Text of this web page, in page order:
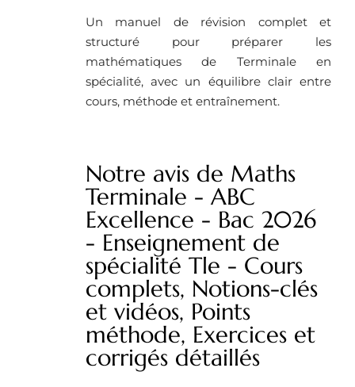
Un manuel de révision complet et
structuré pour préparer les
mathématiques de Terminale en
spécialité, avec un équilibre clair entre
cours, méthode et entraînement.
Notre avis de Maths
Terminale - ABC
Excellence - Bac 2026
- Enseignement de
spécialité Tle - Cours
complets, Notions-clés
et vidéos, Points
méthode, Exercices et
corrigés détaillés